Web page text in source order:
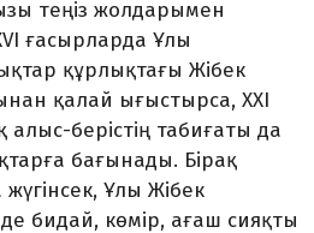
теңіз жолдарымен
ғасырларда Ұлы
құрлықтағы Жібек
қалай ығыстырса, XXI
берістің таби­ғаты да
ба­ғынады. Бірақ
Ұлы Жібек
бидай, көмір, ағаш сияқты